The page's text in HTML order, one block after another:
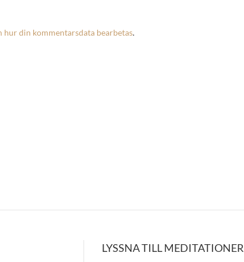
hur din kommentarsdata bearbetas.
LYSSNA TILL MEDITATIONER